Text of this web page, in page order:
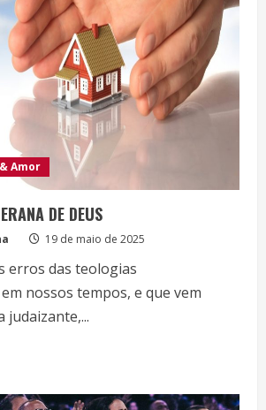
Amor
DE DEUS
19 de maio de 2025
erros das teologias
nossos tempos, e que vem
judaizante,...